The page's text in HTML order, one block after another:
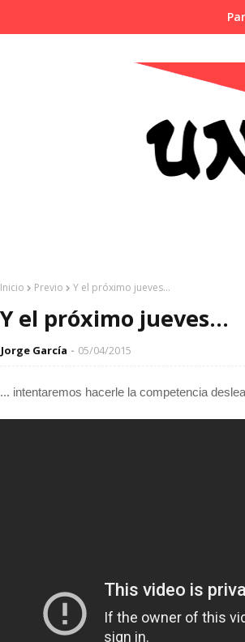
Inicio Previo Y el próximo jueves...
Y el próximo jueves...
Jorge García 05/04/2015
... intentaremos hacerle la competencia